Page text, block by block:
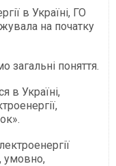
в Україні, ГО
на початку
загальні поняття.
в Україні,
умовно,